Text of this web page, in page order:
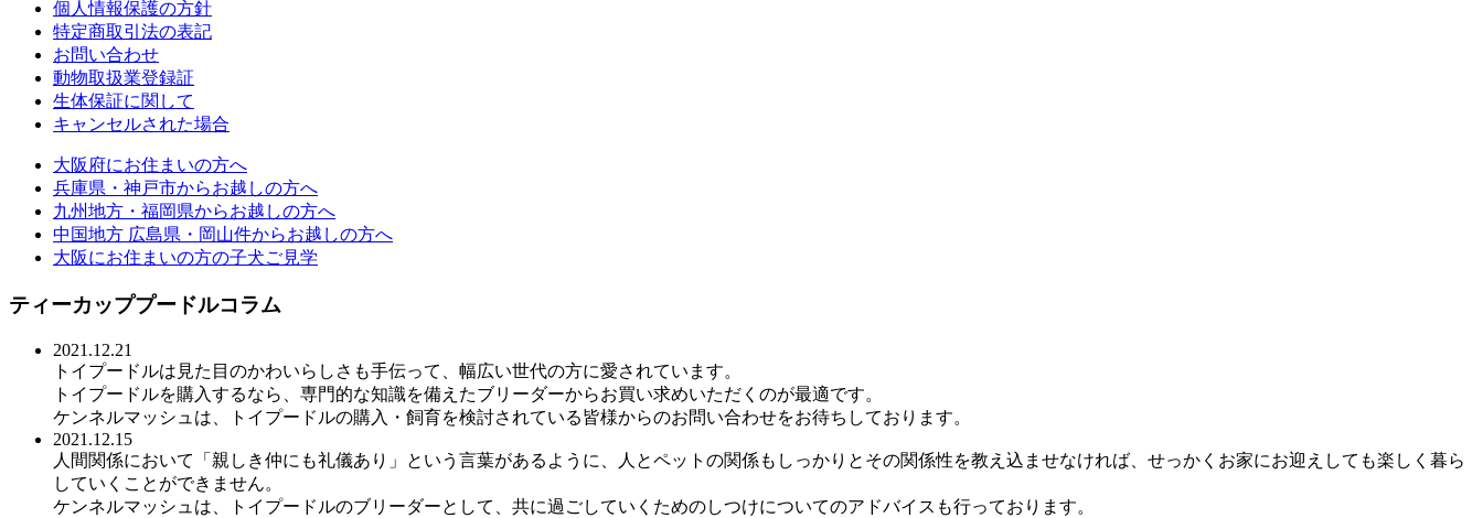
個人情報保護の方針
特定商取引法の表記
お問い合わせ
動物取扱業登録証
生体保証に関して
キャンセルされた場合
大阪府にお住まいの方へ
兵庫県・神戸市からお越しの方へ
九州地方・福岡県からお越しの方へ
中国地方 広島県・岡山件からお越しの方へ
大阪にお住まいの方の子犬ご見学
ティーカッププードルコラム
2021.12.21
トイプードルは見た目のかわいらしさも手伝って、幅広い世代の方に愛されています。
トイプードルを購入するなら、専門的な知識を備えたブリーダーからお買い求めいただくのが最適です。
ケンネルマッシュは、トイプードルの購入・飼育を検討されている皆様からのお問い合わせをお待ちしております。
2021.12.15
人間関係において「親しき仲にも礼儀あり」という言葉があるように、人とペットの関係もしっかりとその関係性を教え込ませなければ、せっかくお家にお迎えしても楽しく暮ら
していくことができません。
ケンネルマッシュは、トイプードルのブリーダーとして、共に過ごしていくためのしつけについてのアドバイスも行っております。